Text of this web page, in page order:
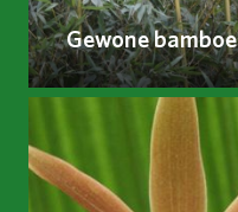
Gewone bamboe